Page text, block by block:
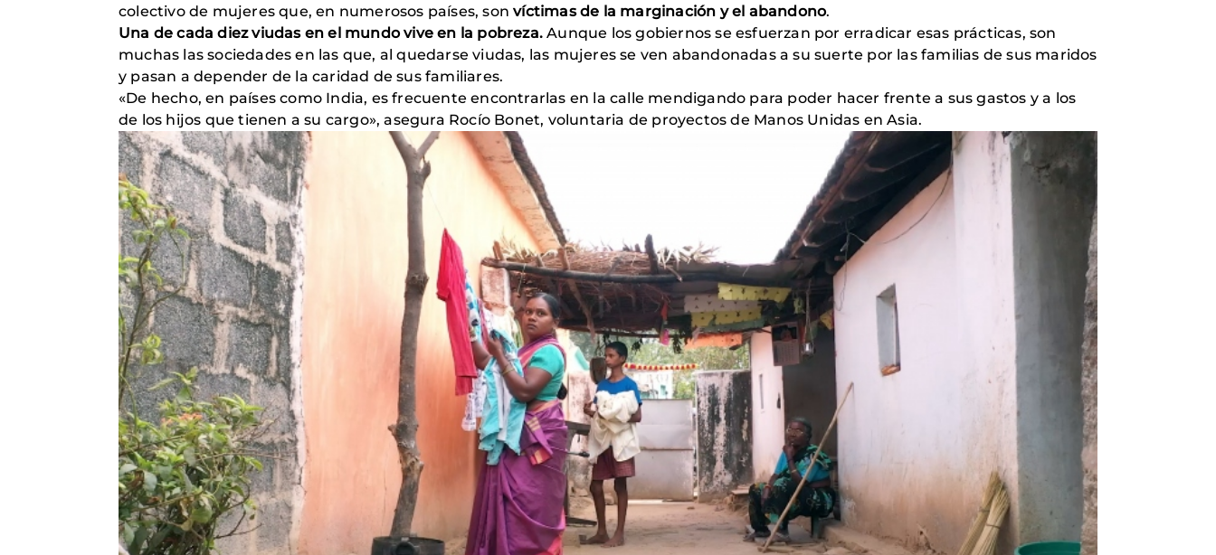
colectivo de mujeres que, en numerosos países, sonvíctimas de la marginación y el abandono.
Una de cada diez viudas en el mundo vive en la pobreza. Aunque los gobiernos se esfuerzan por erradicar esas prácticas, son
muchas las sociedades en las que, al quedarse viudas, las mujeres se ven abandonadas a su suerte por las familias de sus maridos
y pasan a depender de la caridad de sus familiares.
«De hecho, en países como India, es frecuente encontrarlas en la calle mendigando para poder hacer frente a sus gastos y a los
de los hijos que tienen a su cargo», asegura Rocío Bonet, voluntaria de proyectos de Manos Unidas en Asia.